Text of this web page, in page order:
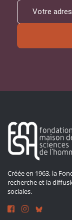
Créée en 1963, la
recherche et la
sociales.